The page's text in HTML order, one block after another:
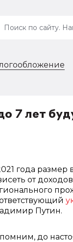
7 лет
года размер
от
Путин.
до